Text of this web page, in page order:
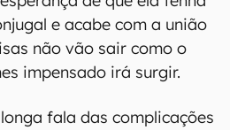
e acabe com a união
não vão sair como o
impensado irá surgir.
fala das complicações